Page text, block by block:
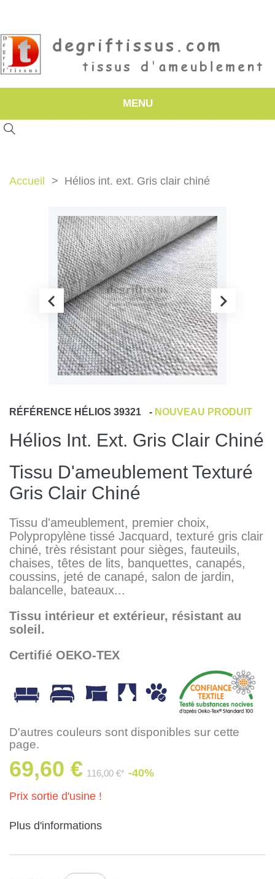
MENU
Accueil Hélios int. ext. Gris clair chiné
RÉFÉRENCE HÉLIOS 39321 - NOUVEAU PRODUIT
Hélios Int. Ext. Gris Clair Chiné
Tissu D'ameublement Texturé
Gris Clair Chiné
Tissu d'ameublement, premier choix,
Polypropylène tissé Jacquard, texturé gris clair
chiné, très résistant pour sièges, fauteuils,
chaises, têtes de lits, banquettes, canapés,
coussins, jeté de canapé, salon de jardin,
balancelle, bateaux...
Tissu intérieur et extérieur, résistant au
soleil.
Certifié OEKO-TEX
D'autres couleurs sont disponibles sur cette
page.
69,60 € 116,00 €* -40%
Prix sortie d'usine !
Plus d'informations